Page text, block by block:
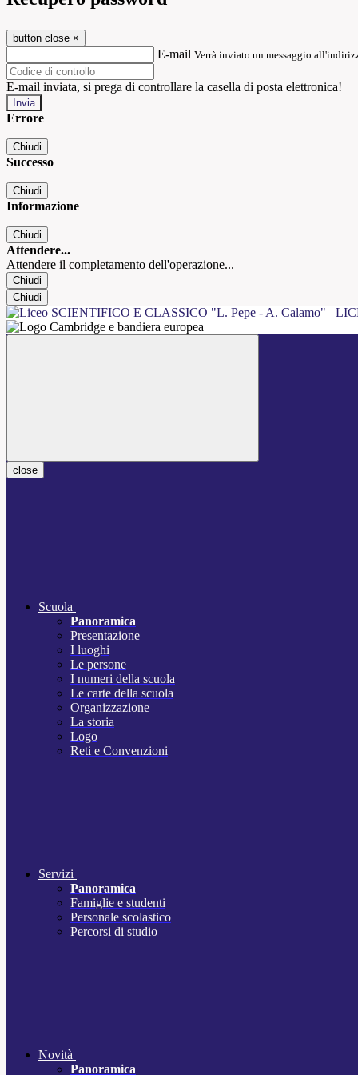
button close ×
E-mail Verrà inviato un messaggio
E-mail inviata, si prega di controllare la casella di posta elettronica!
Errore
Chiudi
Successo
Chiudi
Informazione
Chiudi
Attendere...
Attendere il completamento dell'operazione...
Chiudi
Chiudi
close
Scuola
Panoramica
Presentazione
I luoghi
Le persone
I numeri della scuola
Le carte della scuola
Organizzazione
La storia
Logo
Reti e Convenzioni
Servizi
Panoramica
Famiglie e studenti
Personale scolastico
Percorsi di studio
Novità
Panoramica